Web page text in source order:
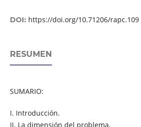
DOI: https://doi.org/10.71206/rapc.109
RESUMEN
SUMARIO:
I. Introducción.
II. La dimensión del problema.